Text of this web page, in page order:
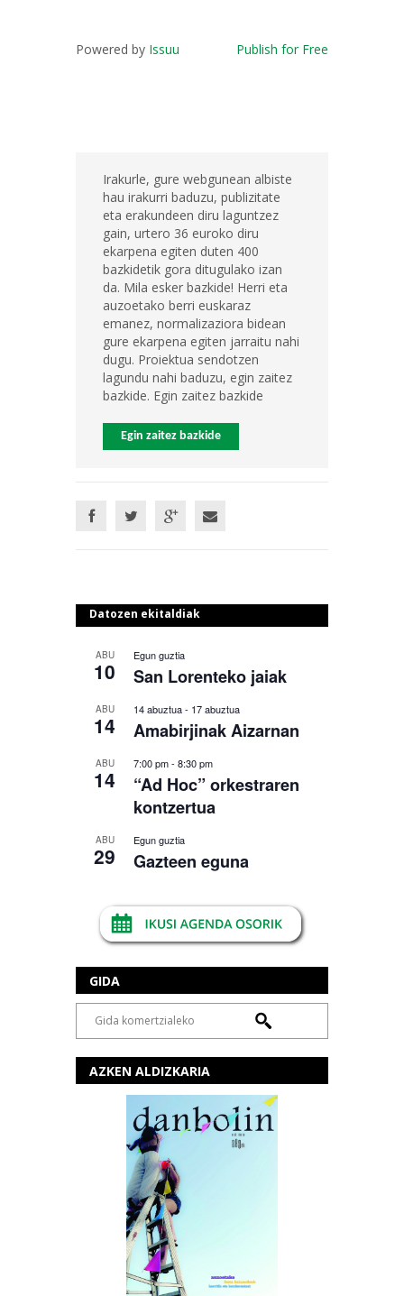
Powered by Issuu Publish for Free
Irakurle, gure webgunean albiste
hau irakurri baduzu, publizitate
eta erakundeen diru laguntzez
gain, urtero 36 euroko diru
ekarpena egiten duten 400
bazkidetik gora ditugulako izan
da. Mila esker bazkide! Herri eta
auzoetako berri euskaraz
emanez, normalizaziora bidean
gure ekarpena egiten jarraitu nahi
dugu. Proiektua sendotzen
lagundu nahi baduzu, egin zaitez
bazkide. Egin zaitez bazkide
Egin zaitez bazkide
Datozen ekitaldiak
ABU
10
Egun guztia
San Lorenteko jaiak
ABU
14
14 abuztua- 17 abuztua
Amabirjinak Aizarnan
ABU
14
7:00 pm- 8:30 pm
“Ad Hoc” orkestraren
kontzertua
ABU
29
Egun guztia
Gazteen eguna
GIDA
AZKEN ALDIZKARIA